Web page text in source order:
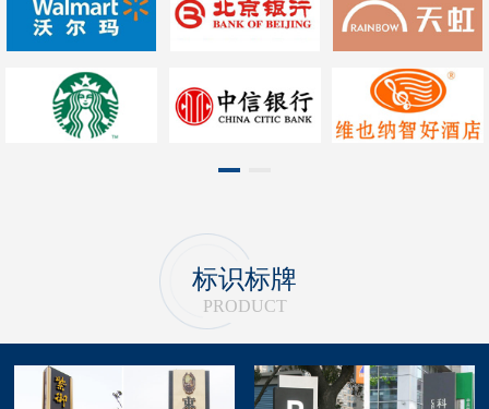
标识标牌
PRODUCT